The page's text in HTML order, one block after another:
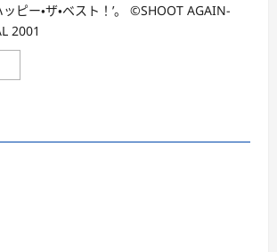
ピー・ザ・ベスト！’。 ©SHOOT AGAIN-
2001
ブ
て